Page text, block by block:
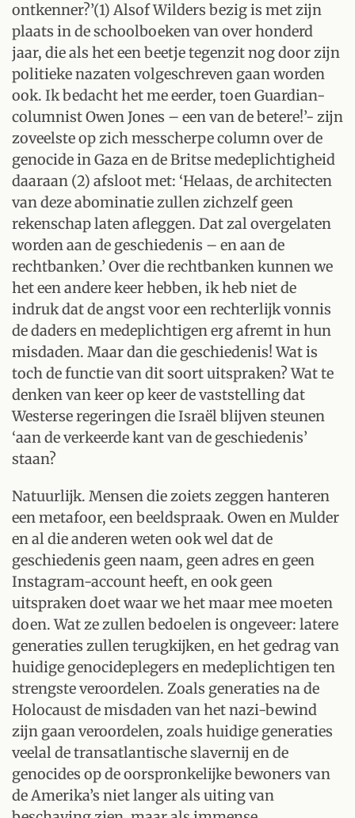
ontkenner?’(1) Alsof Wilders bezig is met zijn
plaats in de schoolboeken van over honderd
jaar, die als het een beetje tegenzit nog door zijn
politieke nazaten volgeschreven gaan worden
ook. Ik bedacht het me eerder, toen Guardian-
columnist Owen Jones – een van de betere!’- zijn
zoveelste op zich messcherpe column over de
genocide in Gaza en de Britse medeplichtigheid
daaraan (2) afsloot met: ‘Helaas, de architecten
van deze abominatie zullen zichzelf geen
rekenschap laten afleggen. Dat zal overgelaten
worden aan de geschiedenis – en aan de
rechtbanken.’ Over die rechtbanken kunnen we
het een andere keer hebben, ik heb niet de
indruk dat de angst voor een rechterlijk vonnis
de daders en medeplichtigen erg afremt in hun
misdaden. Maar dan die geschiedenis! Wat is
toch de functie van dit soort uitspraken? Wat te
denken van keer op keer de vaststelling dat
Westerse regeringen die Israël blijven steunen
‘aan de verkeerde kant van de geschiedenis’
staan?
Natuurlijk. Mensen die zoiets zeggen hanteren
een metafoor, een beeldspraak. Owen en Mulder
en al die anderen weten ook wel dat de
geschiedenis geen naam, geen adres en geen
Instagram-account heeft, en ook geen
uitspraken doet waar we het maar mee moeten
doen. Wat ze zullen bedoelen is ongeveer: latere
generaties zullen terugkijken, en het gedrag van
huidige genocideplegers en medeplichtigen ten
strengste veroordelen. Zoals generaties na de
Holocaust de misdaden van het nazi-bewind
zijn gaan veroordelen, zoals huidige generaties
veelal de transatlantische slavernij en de
genocides op de oorspronkelijke bewoners van
de Amerika’s niet langer als uiting van